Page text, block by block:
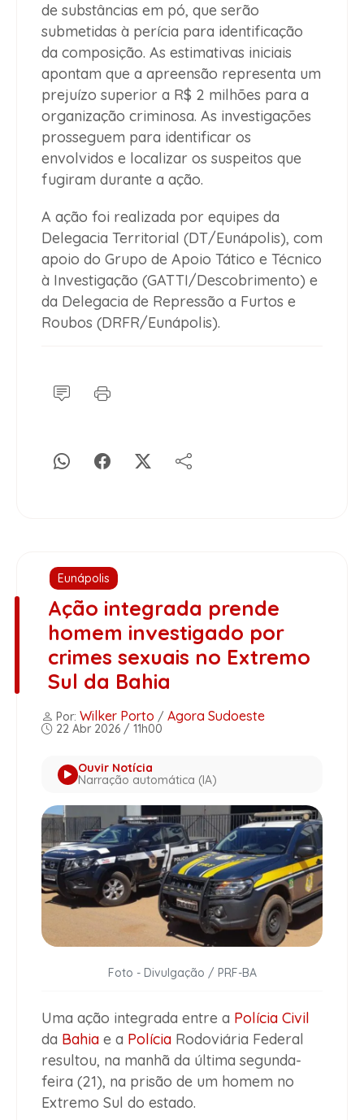
de substâncias em pó, que serão
submetidas à perícia para identificação
da composição. As estimativas iniciais
apontam que a apreensão representa um
prejuízo superior a R$ 2 milhões para a
organização criminosa. As investigações
prosseguem para identificar os
envolvidos e localizar os suspeitos que
fugiram durante a ação.
A ação foi realizada por equipes da
Delegacia Territorial (DT/Eunápolis), com
apoio do Grupo de Apoio Tático e Técnico
à Investigação (GATTI/Descobrimento) e
da Delegacia de Repressão a Furtos e
Roubos (DRFR/Eunápolis).
Eunápolis
Ação integrada prende
homem investigado por
crimes sexuais no Extremo
Sul da Bahia
Por: Wilker Porto / Agora Sudoeste
22 Abr 2026 / 11h00
Ouvir Notícia
Narração automática (IA)
Foto - Divulgação / PRF-BA
Uma ação integrada entre a Polícia Civil
da Bahia e a Polícia Rodoviária Federal
resultou, na manhã da última segunda-
feira (21), na prisão de um homem no
Extremo Sul do estado.